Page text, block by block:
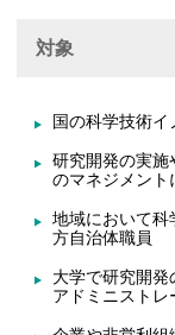
対象
国の科学技術
研究開発の実施
のマネジメント
地域において科
方自治体職員
大学で研究開発
アドミニスト